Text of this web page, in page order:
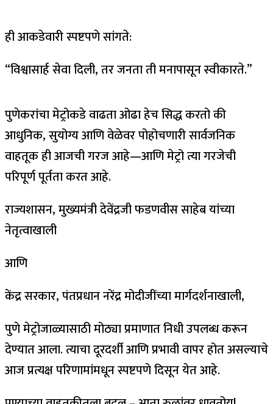
ही आकडेवारी स्पष्टपणे सांगते:
“विश्वासार्ह सेवा दिली, तर जनता ती मनापासून स्वीकारते.”
पुणेकरांचा मेट्रोकडे वाढता ओढा हेच सिद्ध करतो की
आधुनिक, सुयोग्य आणि वेळेवर पोहोचणारी सार्वजनिक
वाहतूक ही आजची गरज आहे—आणि मेट्रो त्या गरजेची
परिपूर्ण पूर्तता करत आहे.
राज्यशासन, मुख्यमंत्री देवेंद्रजी फडणवीस साहेब यांच्या
नेतृत्वाखाली
आणि
केंद्र सरकार, पंतप्रधान नरेंद्र मोदीजींच्या मार्गदर्शनाखाली,
पुणे मेट्रोजाळ्यासाठी मोठ्या प्रमाणात निधी उपलब्ध करून
देण्यात आला. त्याचा दूरदर्शी आणि प्रभावी वापर होत असल्याचे
आज प्रत्यक्ष परिणामांमधून स्पष्टपणे दिसून येत आहे.